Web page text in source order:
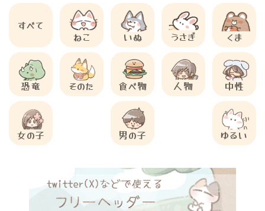
すべて
ねこ
いぬ うさぎ くま
恐竜 そのた 食べ物 人物 中性
女の子 男の子 ゆるい